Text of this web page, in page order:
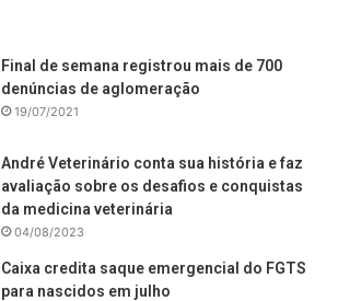
Final de semana registrou mais de 700
denúncias de aglomeração
19/07/2021
André Veterinário conta sua história e faz
avaliação sobre os desafios e conquistas
da medicina veterinária
04/08/2023
Caixa credita saque emergencial do FGTS
para nascidos em julho